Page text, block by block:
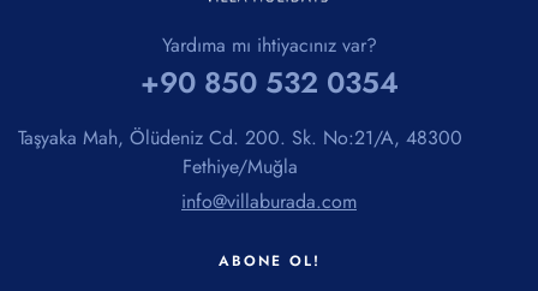
Yardıma mı ihtiyacınız var?
+90 850 532 0354
Taşyaka Mah, Ölüdeniz Cd. 200. Sk. No:21/A, 48300
Fethiye/Muğla
info@villaburada.com
ABONE OL!